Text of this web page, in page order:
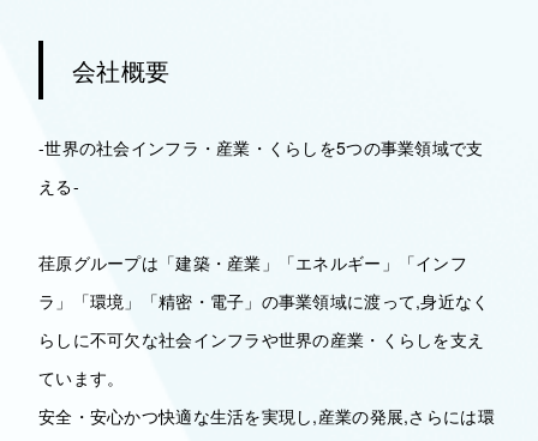
会社概要
-世界の社会インフラ・産業・くらしを5つの事業領域で支
える-
荏原グループは「建築・産業」「エネルギー」「インフ
ラ」「環境」「精密・電子」の事業領域に渡って,身近なく
らしに不可欠な社会インフラや世界の産業・くらしを支え
ています。
安全・安心かつ快適な生活を実現し,産業の発展,さらには環